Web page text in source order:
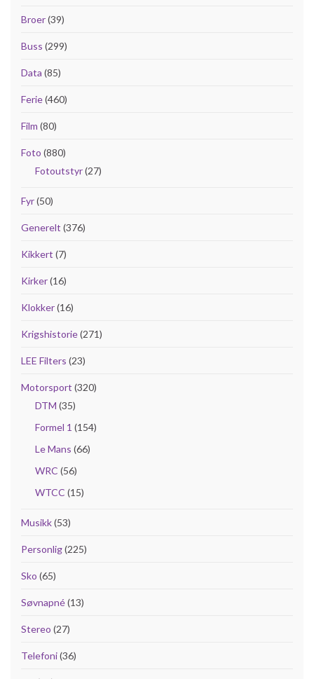
Broer(39)
Buss (299)
Data (85)
Ferie(460)
Film (80)
Foto (880)
Fotoutstyr(27)
Fyr(50)
Generelt (376)
Kikkert (7)
Kirker(16)
Klokker(16)
Krigshistorie(271)
LEE Filters (23)
Motorsport (320)
DTM (35)
Formel 1 (154)
Le Mans (66)
WRC (56)
WTCC (15)
Musikk(53)
Personlig(225)
Sko (65)
Søvnapné(13)
Stereo (27)
Telefoni(36)